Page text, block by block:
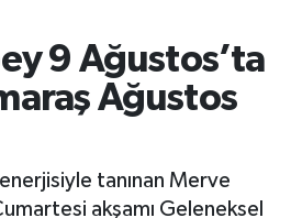
9 Ağustos’ta
Ağustos
tanınan Merve
akşamı Geleneksel
Vakitleri
ve Fikstür